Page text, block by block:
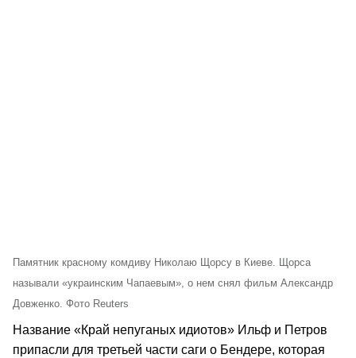
Памятник красному комдиву Николаю Щорсу в Киеве. Щорса
называли «украинским Чапаевым», о нем снял фильм Александр
Довженко. Фото Reuters
Название «Край непуганых идиотов» Ильф и Петров
припасли для третьей части саги о Бендере, которая